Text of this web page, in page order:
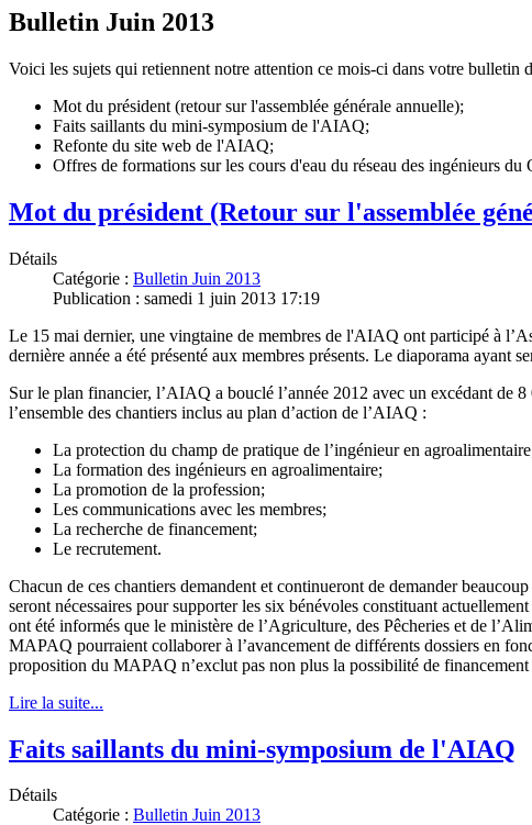
Bulletin Juin 2013
Voici les sujets qui retiennent notre attention ce mois-ci dans votre bulletin
Mot du président (retour sur l'assemblée générale annuelle);
Faits saillants du mini-symposium de l'AIAQ;
Refonte du site web de l'AIAQ;
Offres de formations sur les cours d'eau du réseau des ingénieurs du
Mot du président (Retour sur l'assemblée
Détails
Catégorie : Bulletin Juin 2013
Publication : samedi 1 juin 2013 17:19
Le 15 mai dernier, une vingtaine de membres de l'AIAQ ont participé à
dernière année a été présenté aux membres présents. Le diaporama ayant
Sur le plan financier, l’AIAQ a bouclé l’année 2012 avec un excédant de
l’ensemble des chantiers inclus au plan d’action de l’AIAQ :
La protection du champ de pratique de l’ingénieur en
La formation des ingénieurs en agroalimentaire;
La promotion de la profession;
Les communications avec les membres;
La recherche de financement;
Le recrutement.
Chacun de ces chantiers demandent et continueront de demander
seront nécessaires pour supporter les six bénévoles constituant
ont été informés que le ministère de l’Agriculture, des Pêcheries et de
MAPAQ pourraient collaborer à l’avancement de différents dossiers en
proposition du MAPAQ n’exclut pas non plus la possibilité de
Lire la suite...
Faits saillants du mini-symposium de l'AIAQ
Détails
Catégorie : Bulletin Juin 2013